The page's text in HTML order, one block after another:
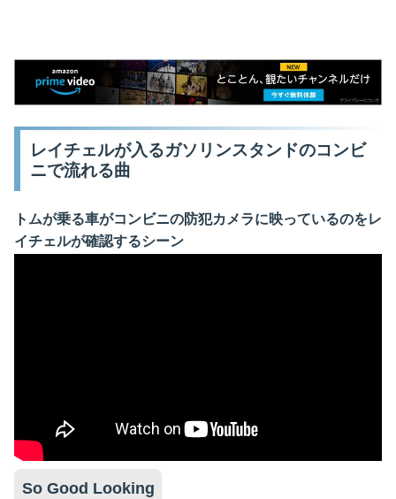
レイチェルが入るガソリンスタンドのコンビ
ニで流れる曲
トムが乗る車がコンビニの防犯カメラに映っているのをレ
イチェルが確認するシーン
So Good Looking